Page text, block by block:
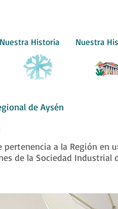
Nuestra Historia Nuestra
de Aysén
a la Región en
de la Sociedad Industrial